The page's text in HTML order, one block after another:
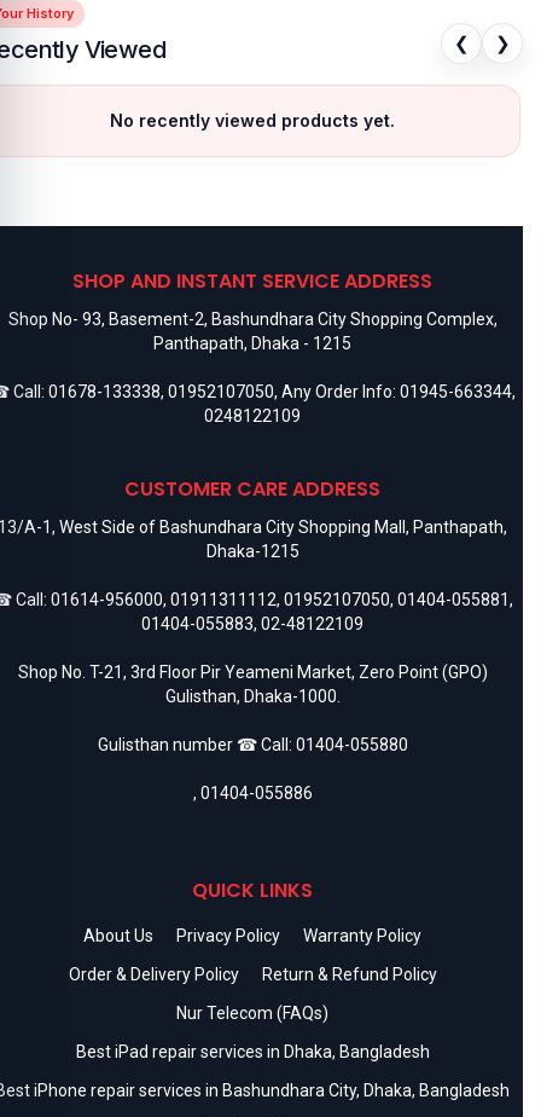
History
Viewed ❮ ❯
No recently viewed products yet.
SHOP AND INSTANT SERVICE ADDRESS
Shop No- 93, Basement-2, Bashundhara City Shopping Complex,
Panthapath, Dhaka - 1215
Call: 01678-133338, 01952107050, Any Order Info: 01945-663344,
0248122109
CUSTOMER CARE ADDRESS
A-1, West Side of Bashundhara City Shopping Mall, Panthapath,
Dhaka-1215
Call: 01614-956000, 01911311112, 01952107050, 01404-055881,
01404-055883, 02-48122109
Shop No. T-21, 3rd Floor Pir Yeameni Market, Zero Point (GPO)
Gulisthan, Dhaka-1000.
Gulisthan number ☎ Call: 01404-055880
, 01404-055886
QUICK LINKS
About Us Privacy Policy
Warranty Policy
Order & Delivery Policy
Return & Refund Policy
Nur Telecom (FAQs)
Best iPad repair services in Dhaka, Bangladesh
iPhone repair services in Bashundhara City, Dhaka, Bangladesh